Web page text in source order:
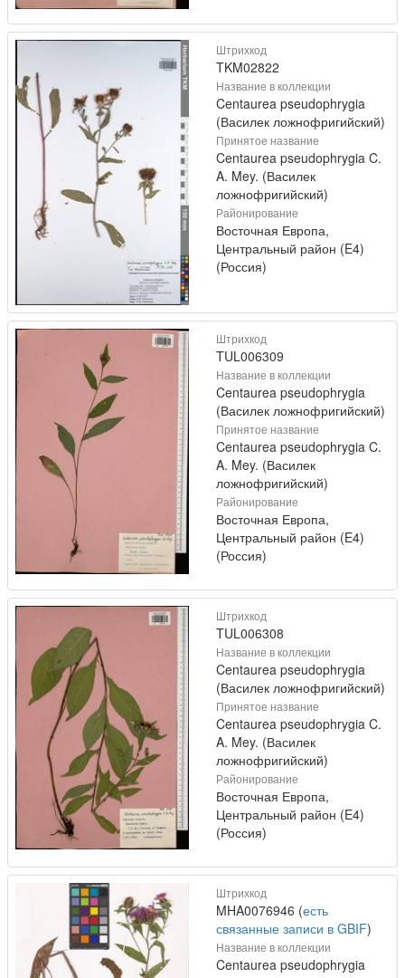
Штрихкод
TKM02822
Название в коллекции
Centaurea pseudophrygia
(Василек ложнофригийский)
Принятое название
Centaurea pseudophrygia C.
A. Mey. (Василек
ложнофригийский)
Районирование
Восточная Европа,
Центральный район (E4)
(Россия)
Штрихкод
TUL006309
Название в коллекции
Centaurea pseudophrygia
(Василек ложнофригийский)
Принятое название
Centaurea pseudophrygia C.
A. Mey. (Василек
ложнофригийский)
Районирование
Восточная Европа,
Центральный район (E4)
(Россия)
Штрихкод
TUL006308
Название в коллекции
Centaurea pseudophrygia
(Василек ложнофригийский)
Принятое название
Centaurea pseudophrygia C.
A. Mey. (Василек
ложнофригийский)
Районирование
Восточная Европа,
Центральный район (E4)
(Россия)
Штрихкод
MHA0076946 (есть
связанные записи в GBIF)
Название в коллекции
Centaurea pseudophrygia